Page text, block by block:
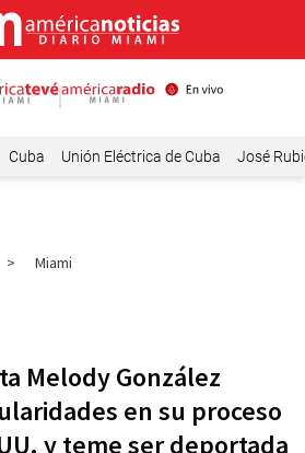
Cuba Unión Eléctrica de Cuba José
> Miami
Melody González
en su proceso
y teme ser deportada